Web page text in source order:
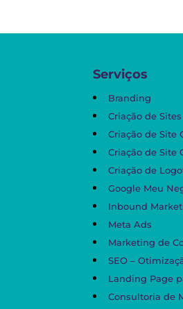
Serviços
Branding
Criação de Sites
Criação de Site
Criação de Site
Criação de
Google Meu
Inbound
Meta Ads
Marketing de
SEO –
Landing Page
Consultoria de